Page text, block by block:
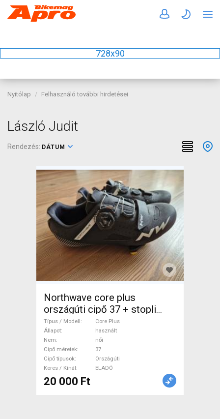
728x90
Nyitólap Felhasználó további hirdetései
László Judit
Rendezés: DÁTUM
Northwave core plus
országúti cipő 37 + stopli
Core Plus Cipő / Zokni /
Kamásli 37 Országúti
használt női ELADÓ
Típus / Modell
Core Plus
Állapot
használt
Nem
női
Cipő méretek
37
Cipő típusok
Országúti
Keres / Kínál
ELADÓ
20 000 Ft